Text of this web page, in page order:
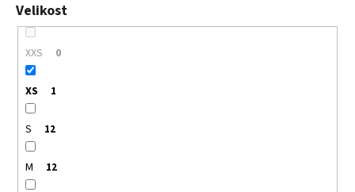
Velikost
XXS 0
XS 1
S 12
M 12